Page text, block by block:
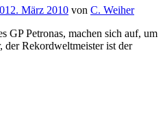
12. März 2010 von C. Weiher
GP Petronas, machen sich auf, um
der Rekordweltmeister ist der